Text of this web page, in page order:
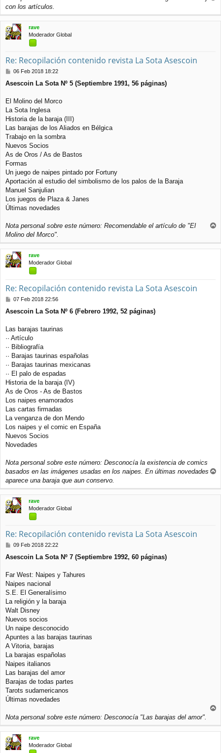
con los artículos.
r
i
rave
Moderador Global
Re: Recopilación contenido revista La Sota Asescoin
M
n
a
j
06 Feb 2018 18:22
Asescoin La Sota Nº 5 (Septiembre 1991, 56 páginas)
El Molino del Morco
La Sota Inglesa
Historia de la baraja (III)
Las barajas de los Aliados en Bélgica
Trabajo en la sombra
Nuevos Socios
As de Oros / As de Bastos
Formas
Un juego de naipes pintado por Fortuny
Aportación al estudio del simbolismo de los palos de la Baraja
Manuel Sanjulian
Los juegos de Plaza & Janes
Últimas novedades
Nota personal sobre este número: Recomendable el artículo de "El
Molino del Morco".
i
rave
Moderador Global
Re: Recopilación contenido revista La Sota Asescoin
M
n
a
j
e
07 Feb 2018 22:56
Asescoin La Sota Nº 6 (Febrero 1992, 52 páginas)
Las barajas taurinas
·· Artículo
·· Bibliografía
·· Barajas taurinas españolas
·· Barajas taurinas mexicanas
·· El palo de espadas
Historia de la baraja (IV)
As de Oros - As de Bastos
Los naipes enamorados
Las cartas firmadas
La venganza de don Mendo
Los naipes y el comic en España
Nuevos Socios
Novedades
Nota personal sobre este número: Desconocía la existencia de comics
basados en las imágenes usadas en los naipes. En últimas novedades
aparece una baraja que aun conservo.
r
i
rave
Moderador Global
Re: Recopilación contenido revista La Sota Asescoin
M
n
a
j
e
09 Feb 2018 22:22
Asescoin La Sota Nº 7 (Septiembre 1992, 60 páginas)
Far West: Naipes y Tahures
Naipes nacional
S.E. El Generalísimo
La religión y la baraja
Walt Disney
Nuevos socios
Un naipe desconocido
Apuntes a las barajas taurinas
A Vitoria, barajas
La barajas españolas
Naipes italianos
Las barajas del amor
Barajas de todas partes
Tarots sudamericanos
Últimas novedades
Nota personal sobre este número: Desconocía "Las barajas del amor".
i
rave
Moderador Global